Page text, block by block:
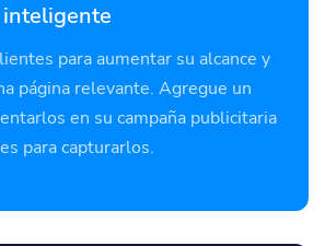
para aumentar su alcance y
página relevante. Agregue un
en su campaña publicitaria
para capturarlos.